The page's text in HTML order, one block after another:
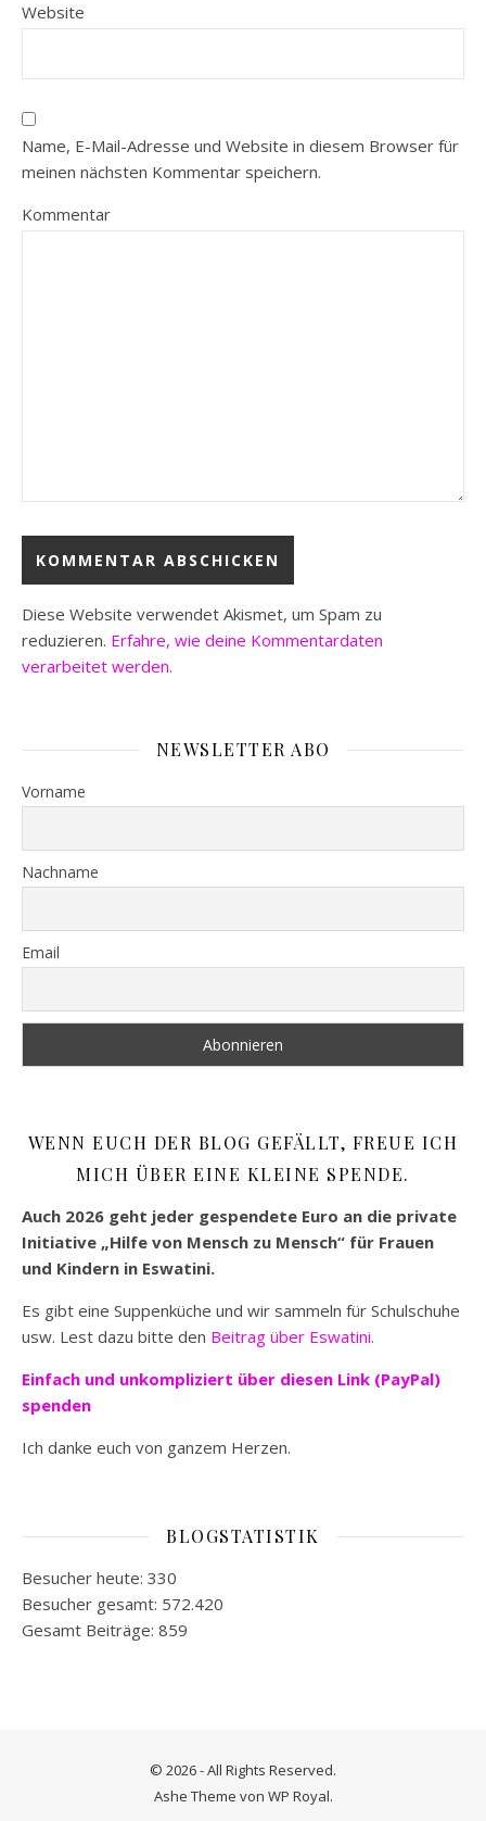
Website
Name, E-Mail-Adresse und Website in diesem Browser für
meinen nächsten Kommentar speichern.
Kommentar
Diese Website verwendet Akismet, um Spam zu
reduzieren. Erfahre, wie deine Kommentardaten
verarbeitet werden.
NEWSLETTER ABO
Vorname
Nachname
Email
WENN EUCH DER BLOG GEFÄLLT, FREUE ICH
MICH ÜBER EINE KLEINE SPENDE.
Auch 2026 geht jeder gespendete Euro an die private
Initiative „Hilfe von Mensch zu Mensch“ für Frauen
und Kindern in Eswatini.
Es gibt eine Suppenküche und wir sammeln für Schulschuhe
usw. Lest dazu bitte den Beitrag über Eswatini.
Einfach und unkompliziert über diesen Link (PayPal)
spenden
Ich danke euch von ganzem Herzen.
BLOGSTATISTIK
Besucher heute: 330
Besucher gesamt: 572.420
Gesamt Beiträge: 859
© 2026 - All Rights Reserved.
Ashe Theme von WP Royal.